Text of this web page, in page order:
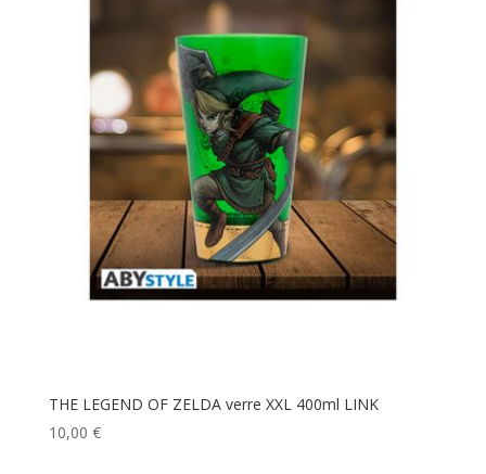
THE LEGEND OF ZELDA verre XXL 400ml LINK
10,00 €